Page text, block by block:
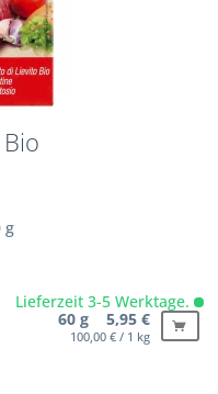
g
Lieferzeit 3-5 Werktage.
60 g 5,95 €
100,00 € / 1 kg